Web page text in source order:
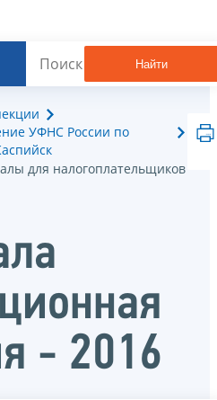
Найти
УФНС России по
для налогоплательщиков
- 2016